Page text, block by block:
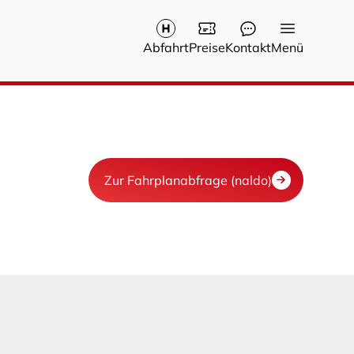
AbfahrtPreiseKontaktMenü
Zur Fahrplanabfrage (naldo)